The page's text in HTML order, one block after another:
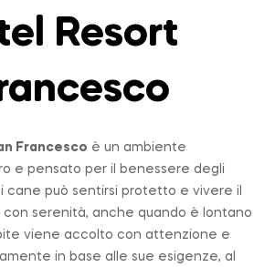
Resort
Francesco è un ambiente
e pensato per il benessere degli
cane può sentirsi protetto e vivere il
con serenità, anche quando è lontano
viene accolto con attenzione e
in base alle sue esigenze, al